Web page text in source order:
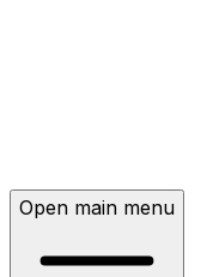
Open main menu